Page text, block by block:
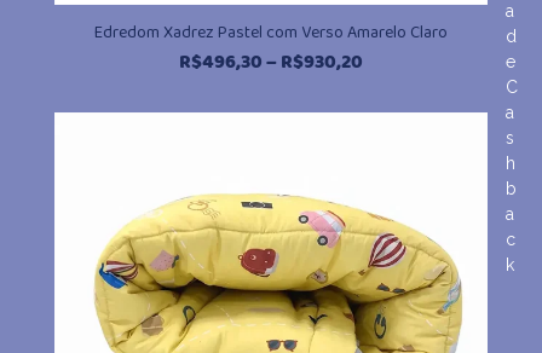
Edredom Xadrez Pastel com Verso Amarelo Claro
R$496,30–R$930,20Faixa
preço:
a
d
e
C
a
s
h
b
a
c
k